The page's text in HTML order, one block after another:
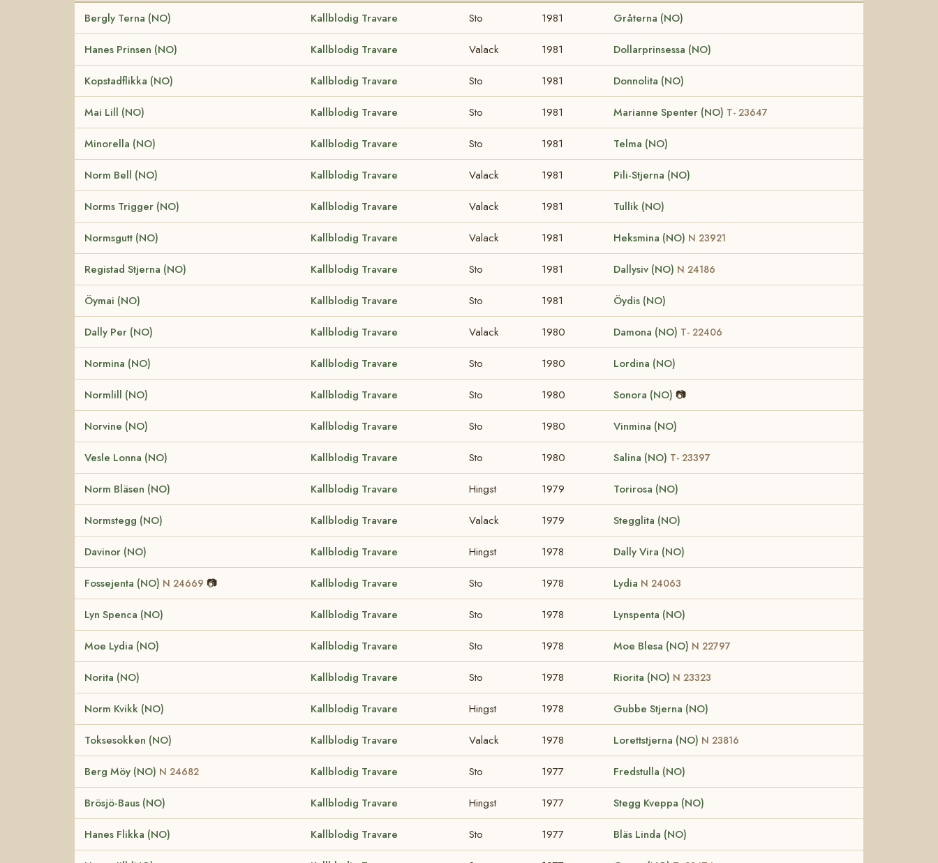
Bergly Terna (NO) Kallblodig Travare Sto 1981 Gråterna (NO)
Hanes Prinsen (NO) Kallblodig Travare Valack 1981 Dollarprinsessa (NO)
Kopstadflikka (NO) Kallblodig Travare Sto 1981 Donnolita (NO)
Mai Lill (NO) Kallblodig Travare Sto 1981 Marianne Spenter (NO) T- 23647
Minorella (NO) Kallblodig Travare Sto 1981 Telma (NO)
Norm Bell (NO) Kallblodig Travare Valack 1981 Pili-Stjerna (NO)
Norms Trigger (NO) Kallblodig Travare Valack 1981 Tullik (NO)
Normsgutt (NO) Kallblodig Travare Valack 1981 Heksmina (NO) N 23921
Registad Stjerna (NO) Kallblodig Travare Sto 1981 Dallysiv (NO) N 24186
Öymai (NO) Kallblodig Travare Sto 1981 Öydis (NO)
Dally Per (NO) Kallblodig Travare Valack 1980 Damona (NO) T- 22406
Normina (NO) Kallblodig Travare Sto 1980 Lordina (NO)
Normlill (NO) Kallblodig Travare Sto 1980 Sonora (NO) 📷
Norvine (NO) Kallblodig Travare Sto 1980 Vinmina (NO)
Vesle Lonna (NO) Kallblodig Travare Sto 1980 Salina (NO) T- 23397
Norm Bläsen (NO) Kallblodig Travare Hingst 1979 Torirosa (NO)
Normstegg (NO) Kallblodig Travare Valack 1979 Stegglita (NO)
Davinor (NO) Kallblodig Travare Hingst 1978 Dally Vira (NO)
Fossejenta (NO) N 24669 📷 Kallblodig Travare Sto 1978 Lydia N 24063
Lyn Spenca (NO) Kallblodig Travare Sto 1978 Lynspenta (NO)
Moe Lydia (NO) Kallblodig Travare Sto 1978 Moe Blesa (NO) N 22797
Norita (NO) Kallblodig Travare Sto 1978 Riorita (NO) N 23323
Norm Kvikk (NO) Kallblodig Travare Hingst 1978 Gubbe Stjerna (NO)
Toksesokken (NO) Kallblodig Travare Valack 1978 Lorettstjerna (NO) N 23816
Berg Möy (NO) N 24682 Kallblodig Travare Sto 1977 Fredstulla (NO)
Brösjö-Baus (NO) Kallblodig Travare Hingst 1977 Stegg Kveppa (NO)
Hanes Flikka (NO) Kallblodig Travare Sto 1977 Bläs Linda (NO)